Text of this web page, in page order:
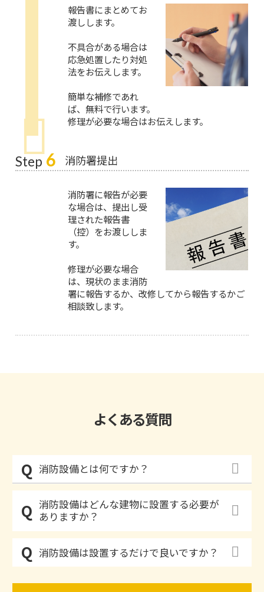
報告書にまとめてお
渡しします。
不具合がある場合は
応急処置したり対処
法をお伝えします。
簡単な補修であれ
ば、無料で行います。
修理が必要な場合はお伝えします。
Step 6 消防署提出
消防署に報告が必要
な場合は、提出し受
理された報告書
（控）をお渡ししま
す。
修理が必要な場合
は、現状のまま消防
署に報告するか、改修してから報告するかご
相談致します。
よくある質問
消防設備とは何ですか？
消防設備はどんな建物に設置する必要が
ありますか？
消防設備は設置するだけで良いですか？